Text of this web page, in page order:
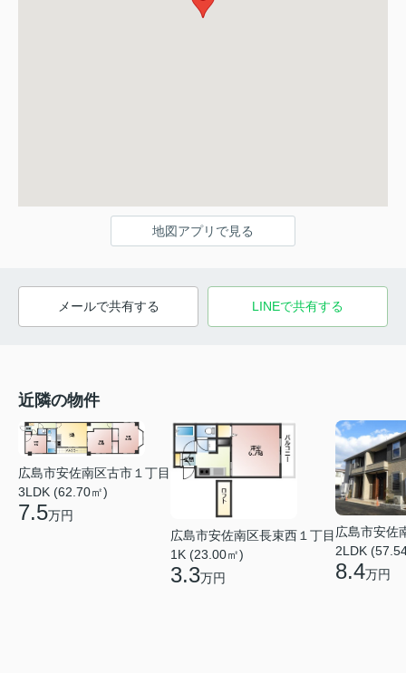
地図アプリで見る
メールで共有する LINEで共有する
近隣の物件
広島市安佐南区古市１丁目
3LDK (62.70㎡)
7.5万円
広島市安佐南区長束西１丁目
1K (23.00㎡)
3.3万円
広島市安佐
2LDK
8.4万円